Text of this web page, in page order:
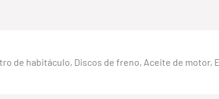
de habitáculo, Discos de freno, Aceite de motor,